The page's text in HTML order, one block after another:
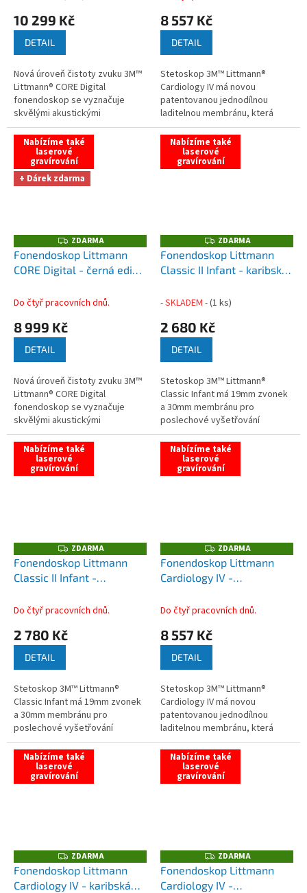
10 299 Kč
DETAIL
Nová úroveň čistoty zvuku 3M™
Littmann® CORE Digital
fonendoskop se vyznačuje
skvělými akustickými
vlastnostmi....
8 557 Kč
DETAIL
Stetoskop 3M™ Littmann®
Cardiology IV má novou
patentovanou jednodílnou
laditelnou membránu, která
umožňuje...
Nabízíme také
laserové
gravírování
+ Dárek zdarma
Z
D
A
R
ZDARMA
Fonendoskop Littmann
CORE Digital - černá edice
fonendoskop Cardiopod II
Do čtyř pracovních dnů.
8 999 Kč
DETAIL
Nová úroveň čistoty zvuku 3M™
Littmann® CORE Digital
fonendoskop se vyznačuje
skvělými akustickými
vlastnostmi....
Nabízíme také
laserové
gravírování
Z
D
A
R
ZDARMA
Fonendoskop Littmann
Classic II Infant - karibská
- SKLADEM -(1 ks)
2 680 Kč
DETAIL
Stetoskop 3M™ Littmann®
Classic Infant má 19mm zvonek
a 30mm membránu pro
poslechové vyšetřování
kojenců. Doporučený...
Nabízíme také
laserové
gravírování
Z
D
A
R
ZDARMA
Fonendoskop Littmann
Classic II Infant -
Do čtyř pracovních dnů.
2 780 Kč
DETAIL
Stetoskop 3M™ Littmann®
Classic Infant má 19mm zvonek
a 30mm membránu pro
poslechové vyšetřování
kojenců. Doporučený...
Nabízíme také
laserové
gravírování
Z
D
A
R
ZDARMA
Fonendoskop Littmann
Cardiology IV -
Do čtyř pracovních dnů.
8 557 Kč
DETAIL
Stetoskop 3M™ Littmann®
Cardiology IV má novou
patentovanou jednodílnou
laditelnou membránu, která
umožňuje...
Nabízíme také
laserové
gravírování
Z
D
A
R
ZDARMA
Fonendoskop Littmann
Cardiology IV - karibská
Nabízíme také
laserové
gravírování
Z
D
A
R
ZDARMA
Fonendoskop Littmann
Cardiology IV -